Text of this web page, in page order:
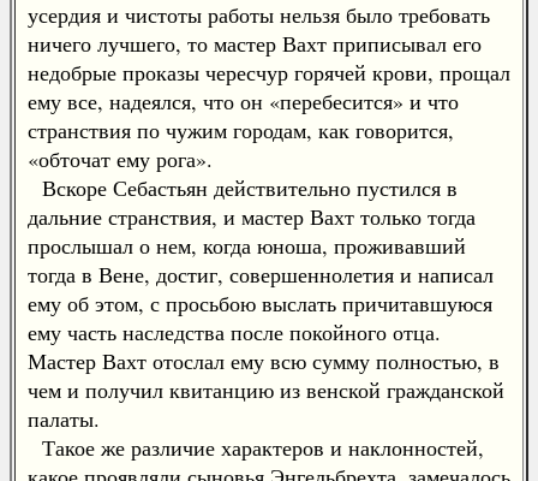
усердия и чистоты работы нельзя было требовать
ничего лучшего, то мастер Вахт приписывал его
недобрые проказы чересчур горячей крови, прощал
ему все, надеялся, что он «перебесится» и что
странствия по чужим городам, как говорится,
«обточат ему рога».
Вскоре Себастьян действительно пустился в
дальние странствия, и мастер Вахт только тогда
прослышал о нем, когда юноша, проживавший
тогда в Вене, достиг, совершеннолетия и написал
ему об этом, с просьбою выслать причитавшуюся
ему часть наследства после покойного отца.
Мастер Вахт отослал ему всю сумму полностью, в
чем и получил квитанцию из венской гражданской
палаты.
Такое же различие характеров и наклонностей,